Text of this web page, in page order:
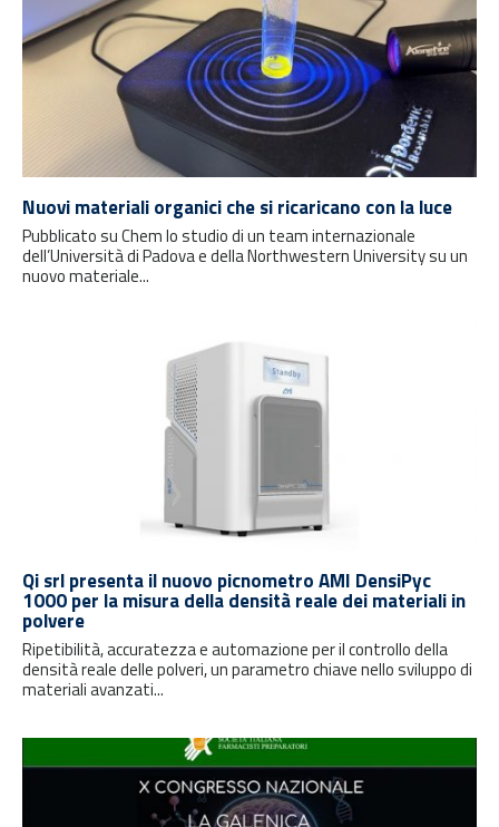
Nuovi materiali organici che si ricaricano con la luce
Pubblicato su Chem lo studio di un team internazionale
dell’Università di Padova e della Northwestern University su un
nuovo materiale...
Qi srl presenta il nuovo picnometro AMI DensiPyc
1000 per la misura della densità reale dei materiali in
polvere
Ripetibilità, accuratezza e automazione per il controllo della
densità reale delle polveri, un parametro chiave nello sviluppo di
materiali avanzati...